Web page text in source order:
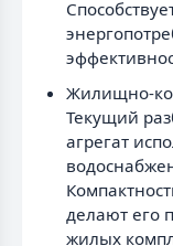
Жилищно-
Текущий
агрегат
делают его
жилых